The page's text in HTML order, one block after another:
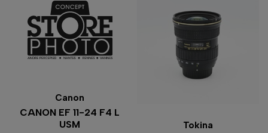
Canon
CANON EF 11-24 F4 L
USM
Tokina